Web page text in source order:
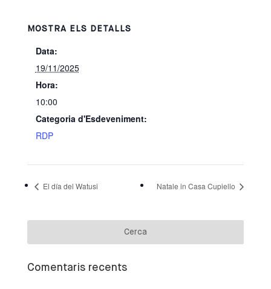
MOSTRA ELS DETALLS
Data:
19/11/2025
Hora:
10:00
Categoria d'Esdeveniment:
RDP
El día del Watusi Natale in Casa Cupiello
Comentaris recents